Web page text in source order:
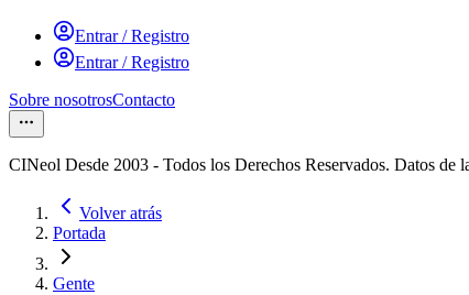
Entrar / Registro
Entrar / Registro
Sobre nosotrosContacto
CINeol Desde 2003 - Todos los Derechos Reservados. Datos
Volver atrás
Portada
Gente